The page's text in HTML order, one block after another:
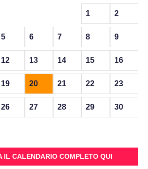
1 2
5 6 7 8 9
12 13 14 15 16
19 20 21 22 23
26 27 28 29 30
IL CALENDARIO COMPLETO QUI